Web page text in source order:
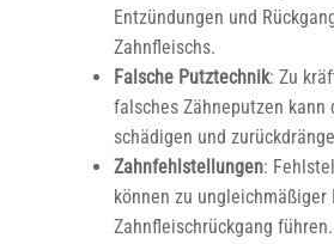
Entzündungen und
Zahnfleischs.
Falsche Putztechnik: Zu
falsches Zähneputzen kann
schädigen und
Zahnfehlstellungen:
können zu ungleichmäßiger
Zahnfleischrückgang führen.